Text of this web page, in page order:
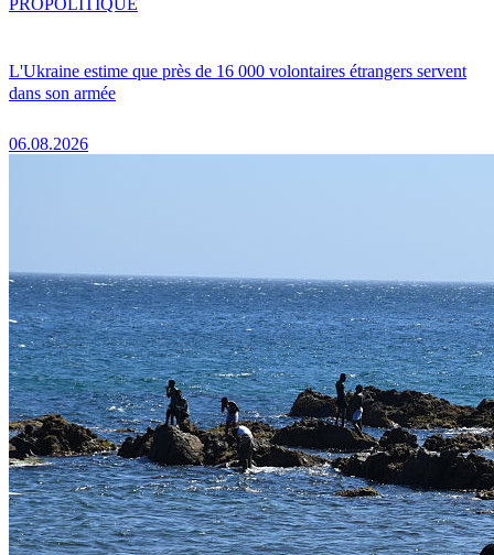
L'Ukraine estime que près de 16 000 volontaires étrangers servent
dans son armée
06.08.2026
PRO POLITIQUE